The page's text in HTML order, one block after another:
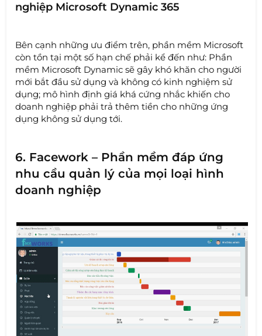
nghiệp Microsoft Dynamic 365
Bên cạnh những ưu điểm trên, phần mềm Microsoft
còn tồn tại một số hạn chế phải kể đến như: Phần
mềm Microsoft Dynamic sẽ gây khó khăn cho người
mới bắt đầu sử dụng và không có kinh nghiệm sử
dụng; mô hình định giá khá cứng nhắc khiến cho
doanh nghiệp phải trả thêm tiền cho những ứng
dụng không sử dụng tới.
6. Facework – Phần mềm đáp ứng
nhu cầu quản lý của mọi loại hình
doanh nghiệp